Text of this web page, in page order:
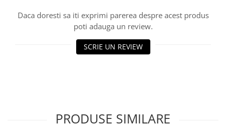
Daca doresti sa iti exprimi parerea despre acest produs
poti adauga un review.
SCRIE UN REVIEW
PRODUSE SIMILARE